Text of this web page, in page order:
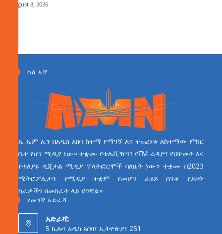
August 8, 2026
ስለ እኛ
ኤ ኤም ኤን በአዲስ አበባ ከተማ የማገኝ እና ተጠሪነቱ ለከተማው ምክር
ቤት የሆነ ሚዲያ ነው። ተቋሙ የቴሌቪዥን፣ የFM ሬዲዮ፣ የህትመት እና
የተለያዩ ዲጂታል ሚዲያ ፕላትፎርሞች ባለቤት ነው። ተቋሙ በ2023
ሜትሮፖሊታን የሚዲያ ተቋም የመሆን ራዕይ ሰንቆ የይዘት
ስራዎችን በመስራት ላይ ይገኛል።
የመገኛ አድራሻ
አድራሻ:
5 ኪሎ፣ አዲስ አበባ፣ ኢትዮጵያ፣ 251